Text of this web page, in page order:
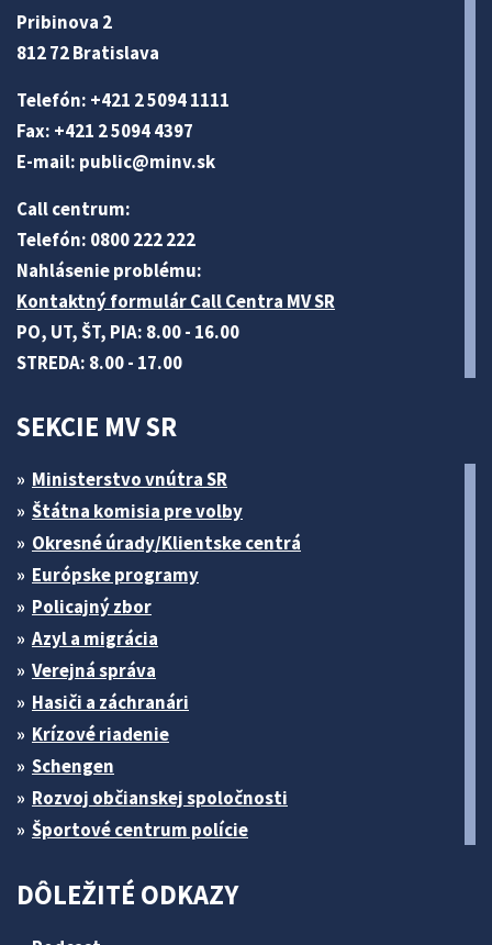
Pribinova 2
812 72 Bratislava
Telefón: +421 2 5094 1111
Fax: +421 2 5094 4397
E-mail: public@minv.sk
Call centrum:
Telefón: 0800 222 222
Nahlásenie problému:
Kontaktný formulár Call Centra MV SR
PO, UT, ŠT, PIA: 8.00 - 16.00
STREDA: 8.00 - 17.00
SEKCIE MV SR
Ministerstvo vnútra SR
Štátna komisia pre volby
Okresné úrady/Klientske centrá
Európske programy
Policajný zbor
Azyl a migrácia
Verejná správa
Hasiči a záchranári
Krízové riadenie
Schengen
Rozvoj občianskej spoločnosti
Športové centrum polície
DÔLEŽITÉ ODKAZY